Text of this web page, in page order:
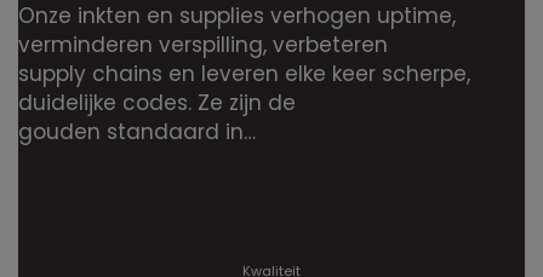
Onze inkten en supplies verhogen uptime,
verminderen verspilling, verbeteren
supply chains en leveren elke keer scherpe,
duidelijke codes. Ze zijn de
gouden standaard in…
Kwaliteit